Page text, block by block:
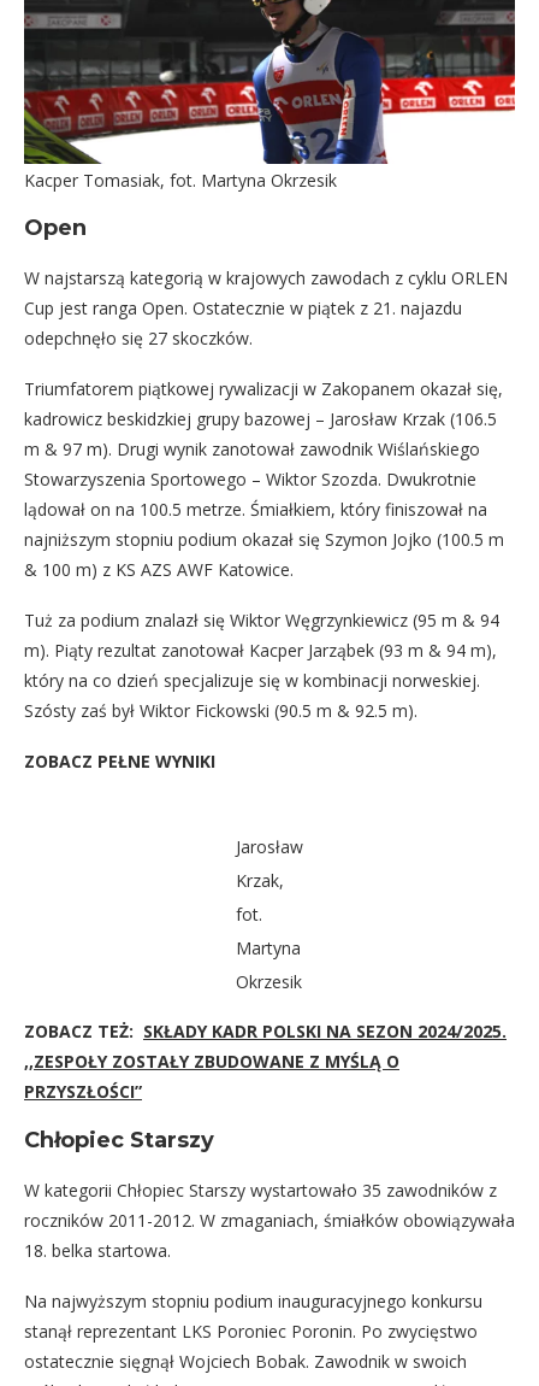
Kacper Tomasiak, fot. Martyna Okrzesik
Open
W najstarszą kategorią w krajowych zawodach z cyklu ORLEN
Cup jest ranga Open. Ostatecznie w piątek z 21. najazdu
odepchnęło się 27 skoczków.
Triumfatorem piątkowej rywalizacji w Zakopanem okazał się,
kadrowicz beskidzkiej grupy bazowej – Jarosław Krzak (106.5
m & 97 m). Drugi wynik zanotował zawodnik Wiślańskiego
Stowarzyszenia Sportowego – Wiktor Szozda. Dwukrotnie
lądował on na 100.5 metrze. Śmiałkiem, który finiszował na
najniższym stopniu podium okazał się Szymon Jojko (100.5 m
& 100 m) z KS AZS AWF Katowice.
Tuż za podium znalazł się Wiktor Węgrzynkiewicz (95 m & 94
m). Piąty rezultat zanotował Kacper Jarząbek (93 m & 94 m),
który na co dzień specjalizuje się w kombinacji norweskiej.
Szósty zaś był Wiktor Fickowski (90.5 m & 92.5 m).
ZOBACZ PEŁNE WYNIKI
Jarosław
Krzak,
fot.
Martyna
Okrzesik
ZOBACZ TEŻ: SKŁADY KADR POLSKI NA SEZON 2024/2025.
,,ZESPOŁY ZOSTAŁY ZBUDOWANE Z MYŚLĄ O
PRZYSZŁOŚCI”
Chłopiec Starszy
W kategorii Chłopiec Starszy wystartowało 35 zawodników z
roczników 2011-2012. W zmaganiach, śmiałków obowiązywała
18. belka startowa.
Na najwyższym stopniu podium inauguracyjnego konkursu
stanął reprezentant LKS Poroniec Poronin. Po zwycięstwo
ostatecznie sięgnął Wojciech Bobak. Zawodnik w swoich